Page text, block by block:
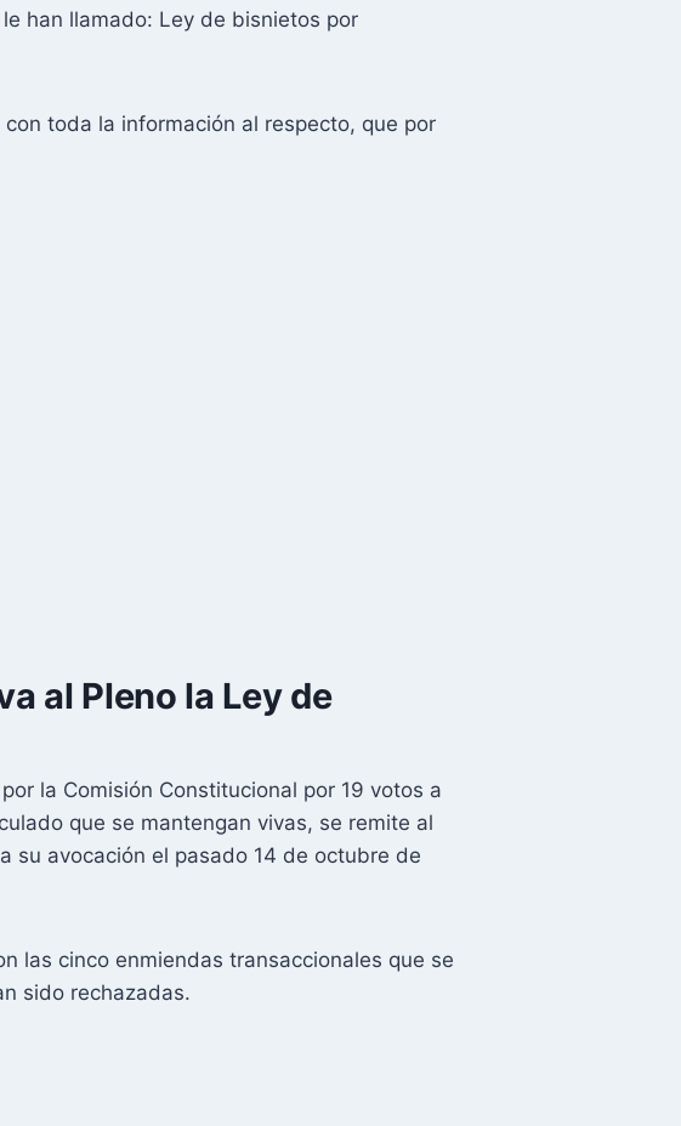
han llamado: Ley de bisnietos por
toda la información al respecto, que por
al Pleno la Ley de
la Comisión Constitucional por 19 votos a
que se mantengan vivas, se remite al
su avocación el pasado 14 de octubre de
las cinco enmiendas transaccionales que se
sido rechazadas.